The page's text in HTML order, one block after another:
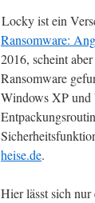
Locky ist ein
Ransomware:
2016, scheint
Ransomware
Windows XP und
heise.de.
Hier lässt sich